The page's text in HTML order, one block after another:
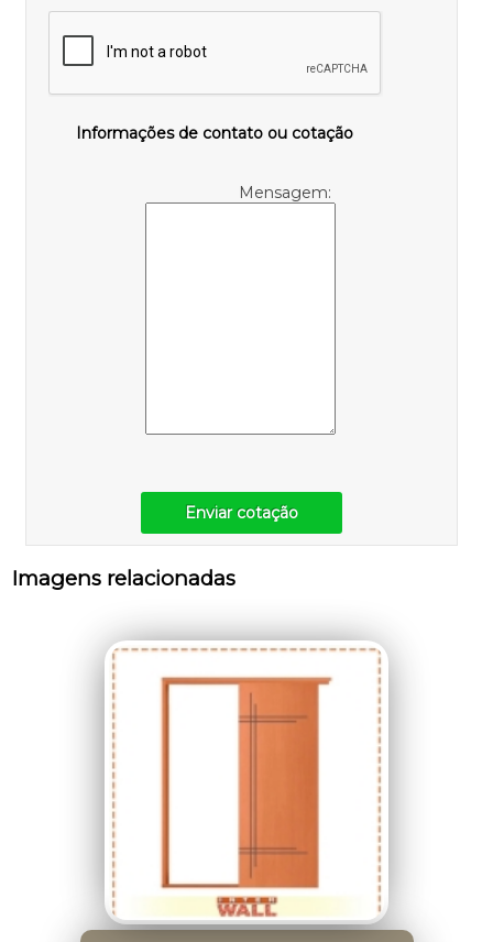
Informações de contato ou cotação
Mensagem:
Enviar cotação
Imagens relacionadas